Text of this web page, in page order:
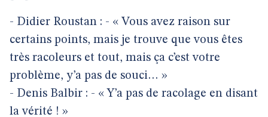
- Didier Roustan : - « Vous avez raison sur
certains points, mais je trouve que vous êtes
très racoleurs et tout, mais ça c’est votre
problème, y’a pas de souci… »
- Denis Balbir : - « Y’a pas de racolage en disant
la vérité ! »